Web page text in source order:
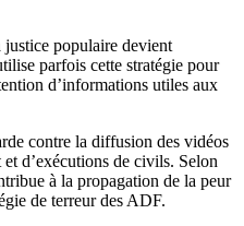
justice populaire devient
parfois cette stratégie pour
d’informations utiles aux
contre la diffusion des vidéos
et d’exécutions de civils. Selon
à la propagation de la peur
de terreur des ADF.